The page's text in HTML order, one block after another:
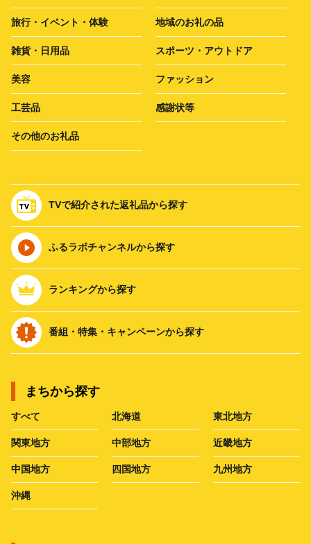
旅行・イベント・体験 地域のお礼の品
雑貨・日用品 スポーツ・アウトドア
美容 ファッション
工芸品 感謝状等
その他のお礼品
TVで紹介された返礼品から探す
ふるラボチャンネルから探す
ランキングから探す
番組・特集・キャンペーンから探す
まちから探す
すべて 北海道 東北地方
関東地方 中部地方 近畿地方
中国地方 四国地方 九州地方
沖縄